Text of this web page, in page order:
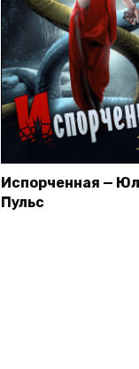
Испорченная —
Пульс